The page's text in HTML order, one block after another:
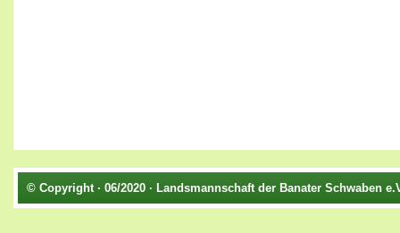
© Copyright · 06/2020 · Landsmannschaft der Banater Schwaben